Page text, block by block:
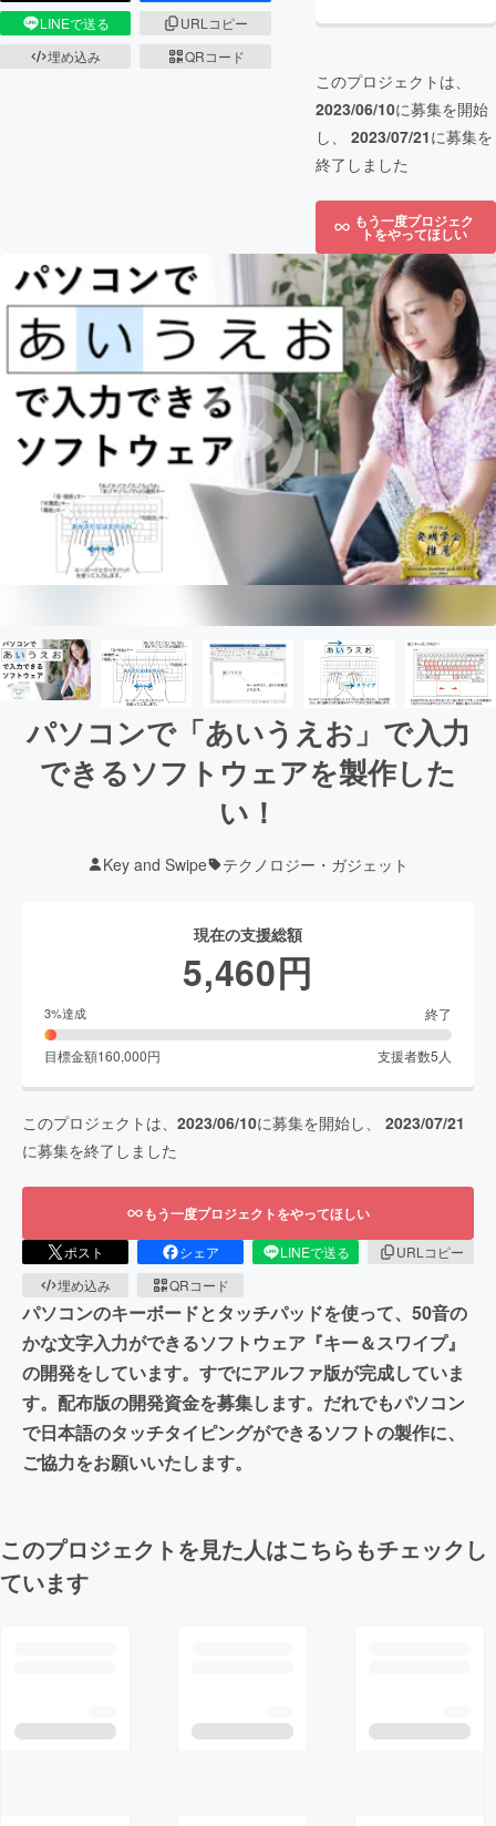
LINEで送る
URLコピー
埋め込み
QRコード
このプロジェクトは、
2023/06/10に募集を開始
し、 2023/07/21に募集を
終了しました
もう一度プロジェク
トをやってほしい
パソコンで「あいうえお」で入力
できるソフトウェアを製作した
い！
Key and Swipe テクノロジー・ガジェット
現在の支援総額
5,460円
3%達成 終了
目標金額160,000円 支援者数5 人
このプロジェクトは、 2023/06/10に募集を開始し、 2023/07/21
に募集を終了しました
もう一度プロジェクトをやってほしい
ポスト シェア LINEで送る
URLコピー
埋め込み
QRコード
パソコンのキーボードとタッチパッドを使って、50音の
かな文字入力ができるソフトウェア『キー＆スワイプ』
の開発をしています。すでにアルファ版が完成していま
す。配布版の開発資金を募集します。だれでもパソコン
で日本語のタッチタイピングができるソフトの製作に、
ご協力をお願いいたします。
このプロジェクトを見た人はこちらもチェックし
ています